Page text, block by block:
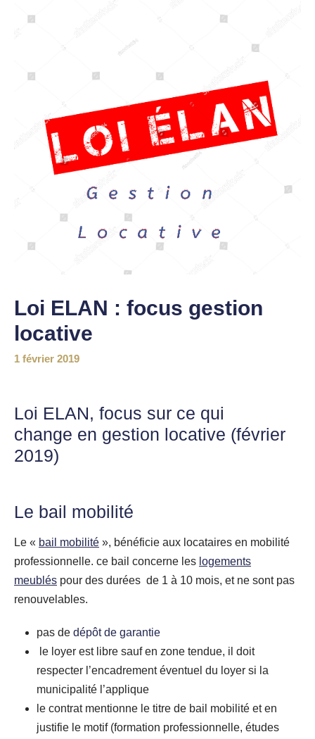
Loi ELAN : focus gestion
locative
1 février 2019
Loi ELAN, focus sur ce qui
change en gestion locative (février
2019)
Le bail mobilité
Le « bail mobilité », bénéficie aux locataires en mobilité
professionnelle. ce bail concerne les logements
meublés pour des durées de 1 à 10 mois, et ne sont pas
renouvelables.
pas de dépôt de garantie
le loyer est libre sauf en zone tendue, il doit
respecter l’encadrement éventuel du loyer si la
municipalité l’applique
le contrat mentionne le titre de bail mobilité et en
justifie le motif (formation professionnelle, études